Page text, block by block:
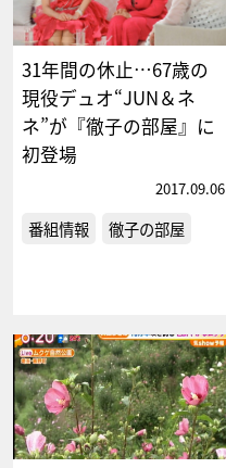
31年間の休止…67歳の
現役デュオ“JUN＆ネ
ネ”が『徹子の部屋』に
初登場
2017.09.06
番組情報 徹子の部屋